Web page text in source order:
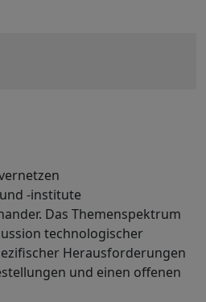
-institute
Das Themenspektrum
technologischer
Herausforderungen
und einen offenen